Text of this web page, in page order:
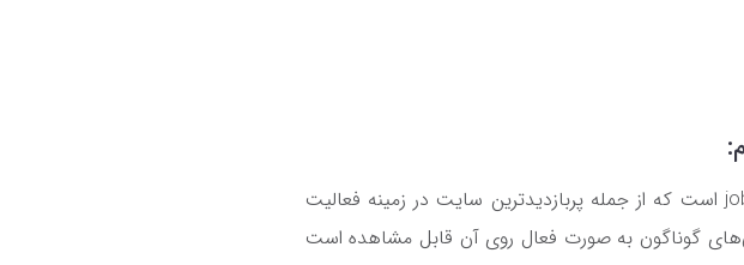
یکی از معتبرترین سایت‌های استخدامی و کاریابی در ایران مربوط به jobinja است که از جمله پربازدیدترین سایت در زمینه فعالیت
بیش از 5000 آگهی و فرصت شغلی‌های گوناگون به صورت فعال روی آن قابل مشاهده است